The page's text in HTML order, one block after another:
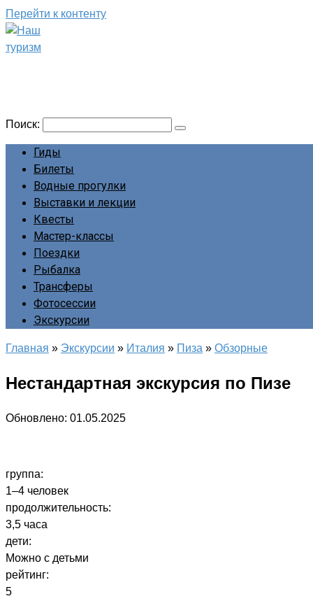
Перейти к контенту
Поиск:
Гиды
Билеты
Водные прогулки
Выставки и лекции
Квесты
Мастер-классы
Поездки
Рыбалка
Трансферы
Фотосессии
Экскурсии
Главная » Экскурсии » Италия » Пиза » Обзорные
Нестандартная экскурсия по Пизе
Обновлено: 01.05.2025
группа:
1–4 человек
продолжительность:
3,5 часа
дети:
Можно с детьми
рейтинг:
5